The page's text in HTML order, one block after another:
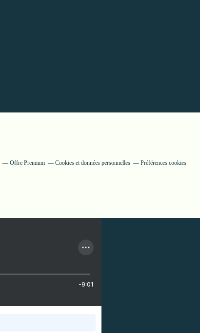
Offre Premium Cookies et données personnelles Préférences cookies
-9:01